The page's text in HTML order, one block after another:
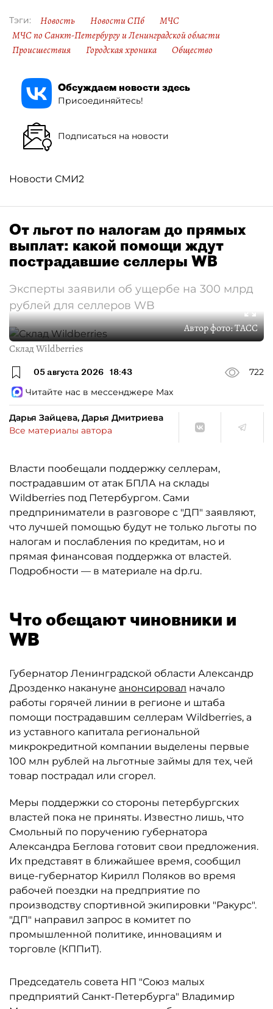
Тэги: Новость Новости СПб
МЧС
МЧС по Санкт-Петербургу и Ленинградской области
Происшествия
Городская хроника Общество
Обсуждаем новости здесь
Присоединяйтесь!
Подписаться на новости
Новости СМИ2
От льгот по налогам до прямых
выплат: какой помощи ждут
пострадавшие селлеры WB
Эксперты заявили об ущербе на 300 млрд
рублей для селлеров WB
Автор фото:ТАСС
Склад Wildberries
05 августа 2026 18:43
722
Читайте нас в мессенджере Max
Дарья Зайцева, Дарья Дмитриева
Все материалы автора
Власти пообещали поддержку селлерам,
пострадавшим от атак БПЛА на склады
Wildberries под Петербургом. Сами
предприниматели в разговоре с "ДП" заявляют,
что лучшей помощью будут не только льготы по
налогам и послабления по кредитам, но и
прямая финансовая поддержка от властей.
Подробности — в материале на dp.ru.
Что обещают чиновники и
WB
Губернатор Ленинградской области Александр
Дрозденко накануне анонсировал начало
работы горячей линии в регионе и штаба
помощи пострадавшим селлерам Wildberries, а
из уставного капитала региональной
микрокредитной компании выделены первые
100 млн рублей на льготные займы для тех, чей
товар пострадал или сгорел.
Меры поддержки со стороны петербургских
властей пока не приняты. Известно лишь, что
Смольный по поручению губернатора
Александра Беглова готовит свои предложения.
Их представят в ближайшее время, сообщил
вице-губернатор Кирилл Поляков во время
рабочей поездки на предприятие по
производству спортивной экипировки "Ракурс".
"ДП" направил запрос в комитет по
промышленной политике, инновациям и
торговле (КППиТ).
Председатель совета НП "Союз малых
предприятий Санкт-Петербурга" Владимир